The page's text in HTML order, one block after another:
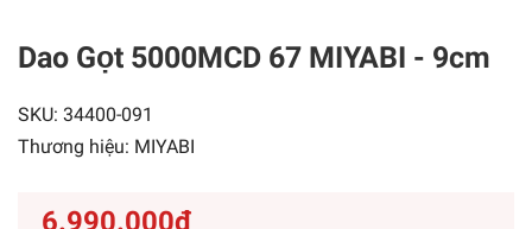
Dao Gọt 5000MCD 67 MIYABI - 9cm
SKU: 34400-091
Thương hiệu: MIYABI
6.990.000₫